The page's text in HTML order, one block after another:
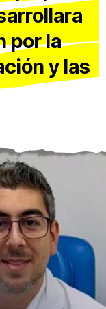
por la
y las